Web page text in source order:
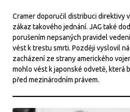
Cramer doporučil distribuci direktivy
zákaz takového jednání. JAG také
porušením nepsaných pravidel
vést k trestu smrti. Později vyslovil
zacházení ze strany amerického
mohlo vést k japonské odvetě, která
před mezinárodním právem.